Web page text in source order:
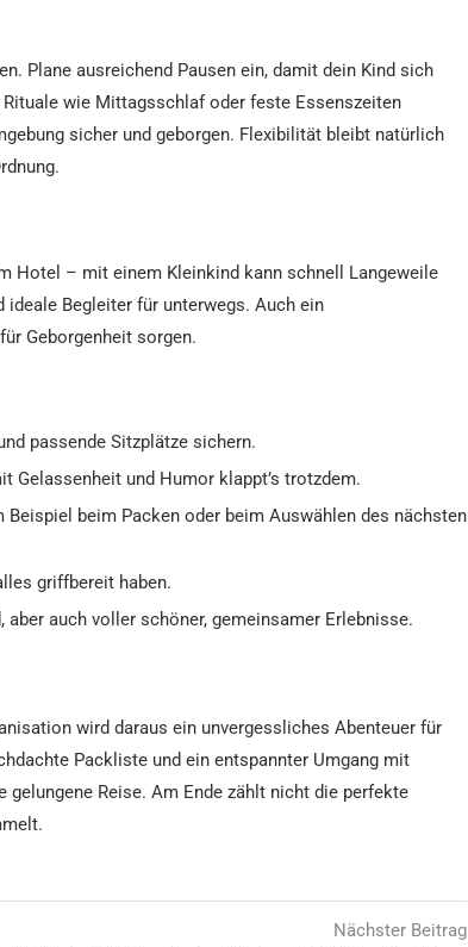
Plane ausreichend Pausen ein, damit dein Kind sich
wie Mittagsschlaf oder feste Essenszeiten
sicher und geborgen. Flexibilität bleibt natürlich
Hotel – mit einem Kleinkind kann schnell Langeweile
Begleiter für unterwegs. Auch ein
Geborgenheit sorgen.
passende Sitzplätze sichern.
Gelassenheit und Humor klappt’s trotzdem.
Beispiel beim Packen oder beim Auswählen des nächsten
griffbereit haben.
auch voller schöner, gemeinsamer Erlebnisse.
wird daraus ein unvergessliches Abenteuer für
Packliste und ein entspannter Umgang mit
Reise. Am Ende zählt nicht die perfekte
Nächster Beitrag